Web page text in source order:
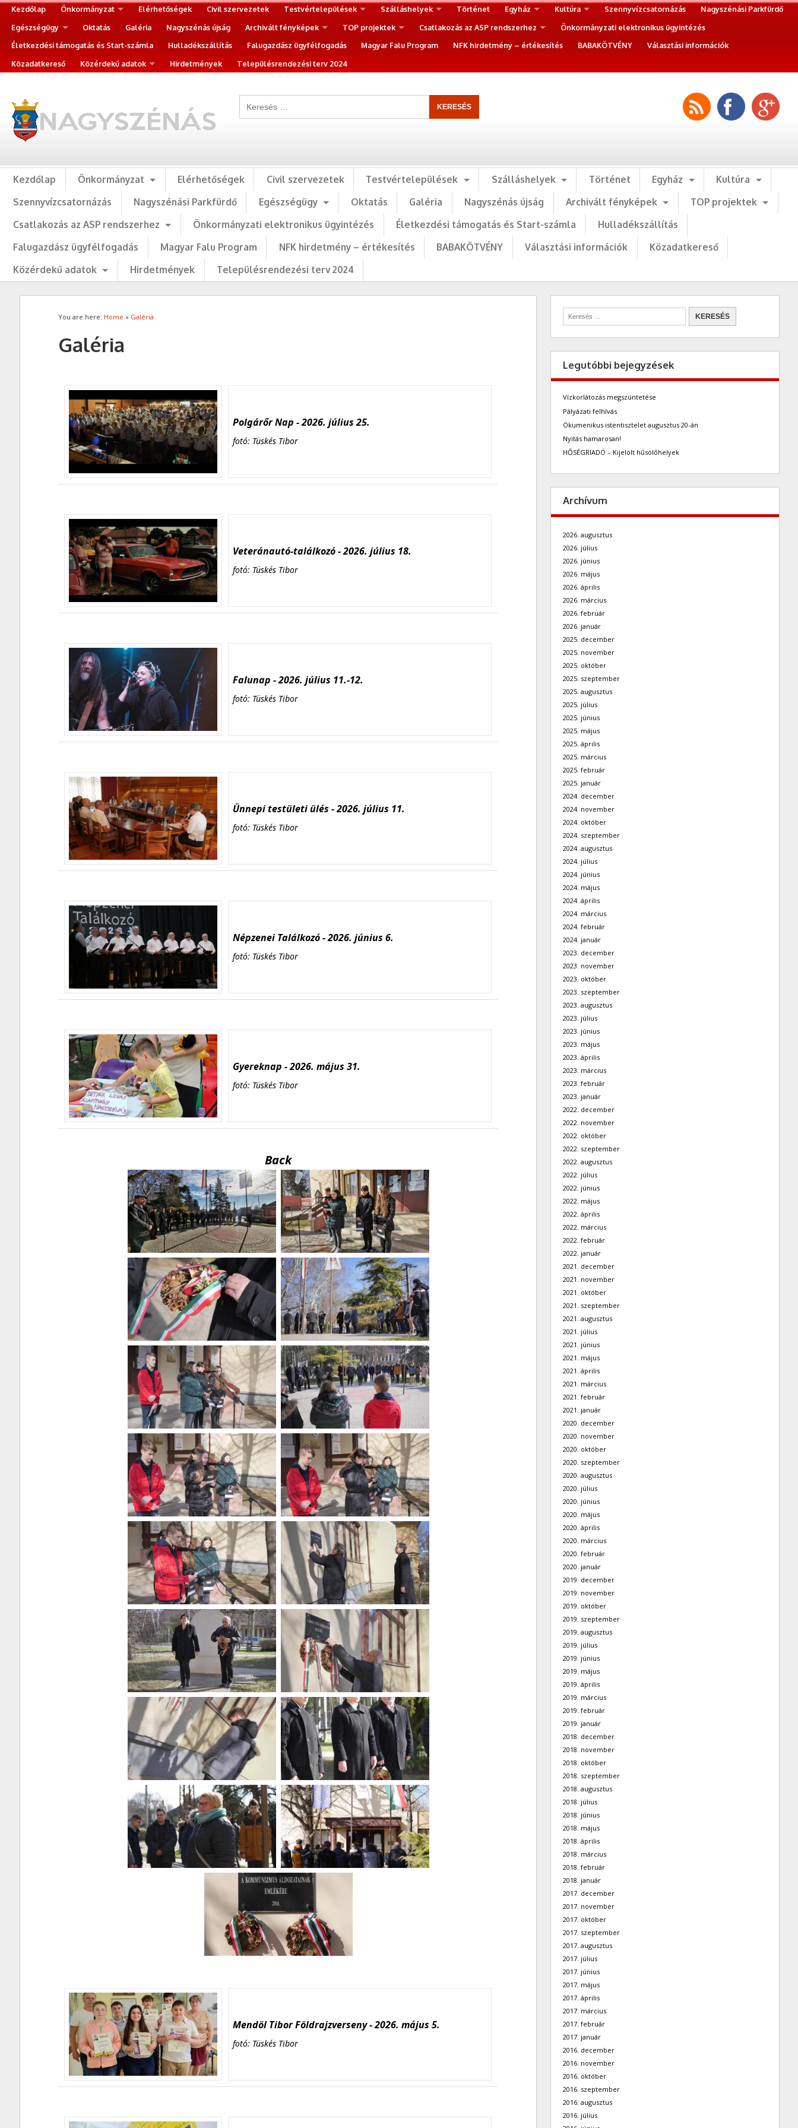
Kezdőlap Önkormányzat Elérhetőségek Civil szervezetek Testvértelepülések Szálláshelyek Történet Egyház Kultúra Szennyvízcsatornázás
Nagyszénási Parkfürdő
Egészségügy
Oktatás Galéria Nagyszénás újság Archivált fényképek TOP projektek Csatlakozás az ASP rendszerhez
Önkormányzati elektronikus ügyintézés
Életkezdési támogatás és Start-számla
Hulladékszállítás Falugazdász ügyfélfogadás Magyar Falu Program NFK hirdetmény – értékesítés BABAKÖTVÉNY
Választási információk
Közadatkereső
Közérdekű adatok Hirdetmények Településrendezési terv 2024
Kezdőlap Önkormányzat Elérhetőségek Civil szervezetek Testvértelepülések Szálláshelyek Történet Egyház
Kultúra
Szennyvízcsatornázás
Nagyszénási Parkfürdő Egészségügy Oktatás Galéria Nagyszénás újság Archivált fényképek
TOP projektek
Csatlakozás az ASP rendszerhez
Önkormányzati elektronikus ügyintézés Életkezdési támogatás és Start-számla
Hulladékszállítás
Falugazdász ügyfélfogadás
Magyar Falu Program NFK hirdetmény – értékesítés BABAKÖTVÉNY Választási információk
Közadatkereső
Közérdekű adatok
Hirdetmények Településrendezési terv 2024
You are here: Home » Galéria
Galéria
Polgárőr Nap - 2026. július 25.
fotó: Tüskés Tibor
Veteránautó-találkozó - 2026. július 18.
fotó: Tüskés Tibor
Falunap - 2026. július 11.-12.
fotó: Tüskés Tibor
Ünnepi testületi ülés - 2026. július 11.
fotó: Tüskés Tibor
Népzenei Találkozó - 2026. június 6.
fotó: Tüskés Tibor
Gyereknap - 2026. május 31.
fotó: Tüskés Tibor
Back
Mendöl Tibor Földrajzverseny - 2026. május 5.
fotó: Tüskés Tibor
Legutóbbi bejegyzések
Vízkorlátozás megszüntetése
Pályázati felhívás
Ökumenikus istentisztelet augusztus 20-án
Nyitás hamarosan!
HŐSÉGRIADÓ – Kijelölt hűsölőhelyek
Archívum
2026. augusztus
2026. július
2026. június
2026. május
2026. április
2026. március
2026. február
2026. január
2025. december
2025. november
2025. október
2025. szeptember
2025. augusztus
2025. július
2025. június
2025. május
2025. április
2025. március
2025. február
2025. január
2024. december
2024. november
2024. október
2024. szeptember
2024. augusztus
2024. július
2024. június
2024. május
2024. április
2024. március
2024. február
2024. január
2023. december
2023. november
2023. október
2023. szeptember
2023. augusztus
2023. július
2023. június
2023. május
2023. április
2023. március
2023. február
2023. január
2022. december
2022. november
2022. október
2022. szeptember
2022. augusztus
2022. július
2022. június
2022. május
2022. április
2022. március
2022. február
2022. január
2021. december
2021. november
2021. október
2021. szeptember
2021. augusztus
2021. július
2021. június
2021. május
2021. április
2021. március
2021. február
2021. január
2020. december
2020. november
2020. október
2020. szeptember
2020. augusztus
2020. július
2020. június
2020. május
2020. április
2020. március
2020. február
2020. január
2019. december
2019. november
2019. október
2019. szeptember
2019. augusztus
2019. július
2019. június
2019. május
2019. április
2019. március
2019. február
2019. január
2018. december
2018. november
2018. október
2018. szeptember
2018. augusztus
2018. július
2018. június
2018. május
2018. április
2018. március
2018. február
2018. január
2017. december
2017. november
2017. október
2017. szeptember
2017. augusztus
2017. július
2017. június
2017. május
2017. április
2017. március
2017. február
2017. január
2016. december
2016. november
2016. október
2016. szeptember
2016. augusztus
2016. július